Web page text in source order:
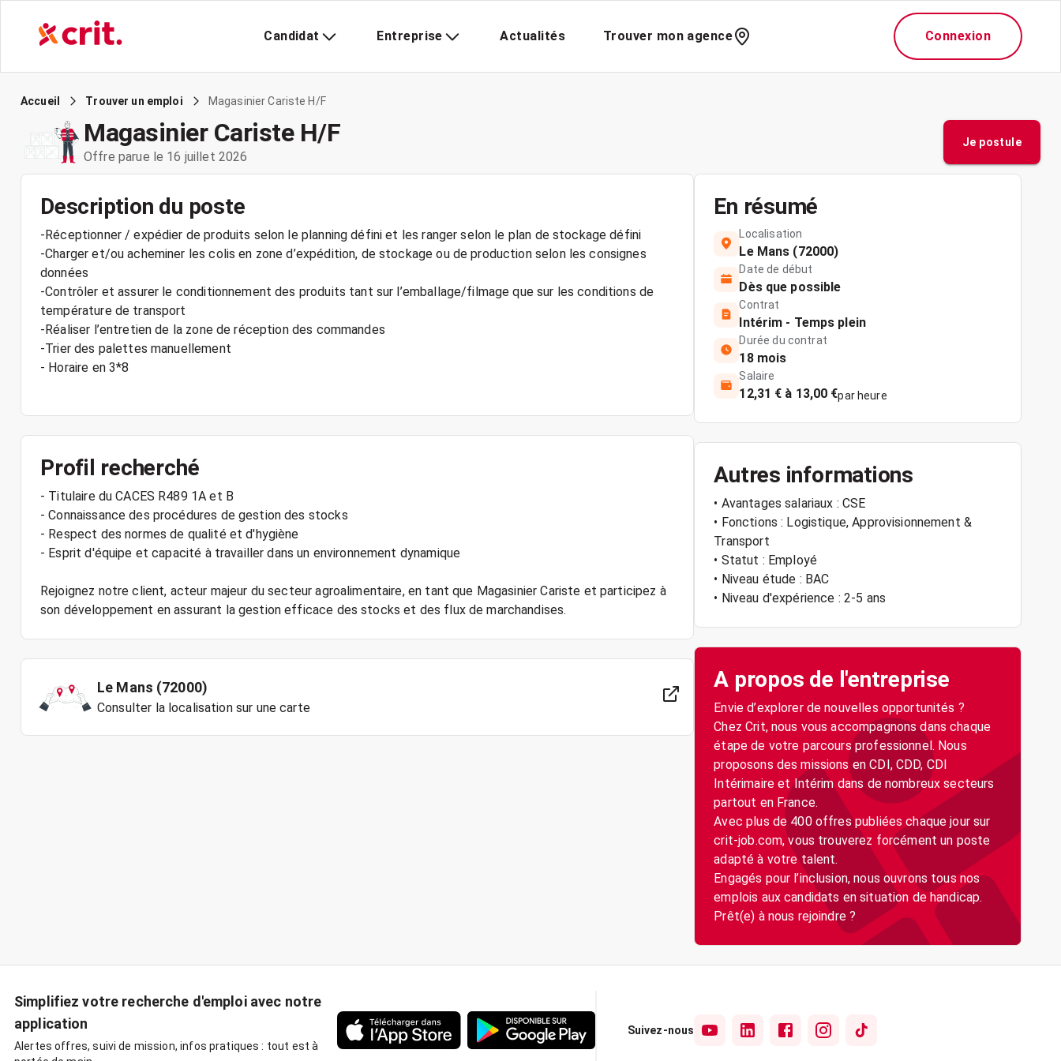
Candidat Entreprise Actualités Trouver mon agence Connexion
Accueil Trouver un emploi Magasinier Cariste H/F
Magasinier Cariste H/F
Offre parue le 16 juillet 2026
Je postule
Description du poste
-Réceptionner / expédier de produits selon le planning défini et les ranger selon le plan de stockage défini
-Charger et/ou acheminer les colis en zone d’expédition, de stockage ou de production selon les consignes
données
-Contrôler et assurer le conditionnement des produits tant sur l’emballage/filmage que sur les conditions de
température de transport
-Réaliser l’entretien de la zone de réception des commandes
-Trier des palettes manuellement
- Horaire en 3*8
Profil recherché
- Titulaire du CACES R489 1A et B
- Connaissance des procédures de gestion des stocks
- Respect des normes de qualité et d'hygiène
- Esprit d'équipe et capacité à travailler dans un environnement dynamique
Rejoignez notre client, acteur majeur du secteur agroalimentaire, en tant que Magasinier Cariste et participez à
Le Mans (72000)
Consulter la localisation sur une carte
En résumé
Localisation
Le Mans (72000)
Date de début
Dès que possible
Contrat
Intérim - Temps plein
Durée du contrat
18 mois
Salaire
12,31 € à 13,00 €par heure
Autres informations
• Avantages salariaux : CSE
• Fonctions : Logistique, Approvisionnement &
Transport
• Statut : Employé
• Niveau étude : BAC
• Niveau d'expérience : 2-5 ans
A propos de l'entreprise
Envie d’explorer de nouvelles opportunités ?
Chez Crit, nous vous accompagnons dans chaque
étape de votre parcours professionnel. Nous
proposons des missions en CDI, CDD, CDI
Intérimaire et Intérim dans de nombreux secteurs
partout en France.
Avec plus de 400 offres publiées chaque jour sur
crit-job.com, vous trouverez forcément un poste
adapté à votre talent.
Engagés pour l’inclusion, nous ouvrons tous nos
emplois aux candidats en situation de handicap.
Simplifiez votre recherche d'emploi avec notre
application
Alertes offres, suivi de mission, infos pratiques : tout est à
Suivez-nous